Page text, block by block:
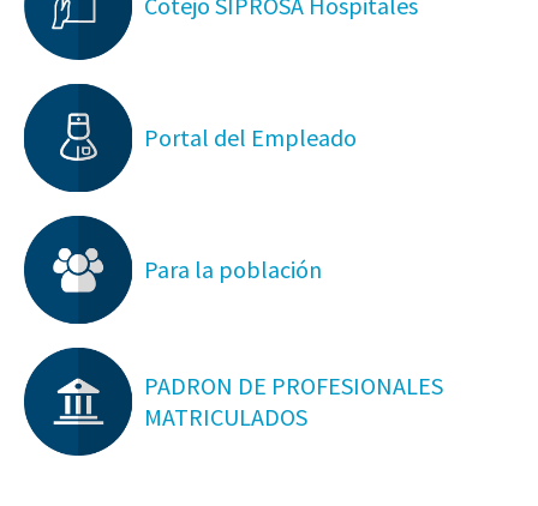
Portal del Empleado
Para la población
PADRON DE PROFESIONALES
MATRICULADOS